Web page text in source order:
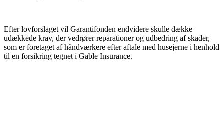
Efter lovforslaget vil Garantifonden endvidere skulle dække
udækkede krav, der vedrører reparationer og udbedring af skader,
som er foretaget af håndværkere efter aftale med husejerne i henhold
til en forsikring tegnet i Gable Insurance.